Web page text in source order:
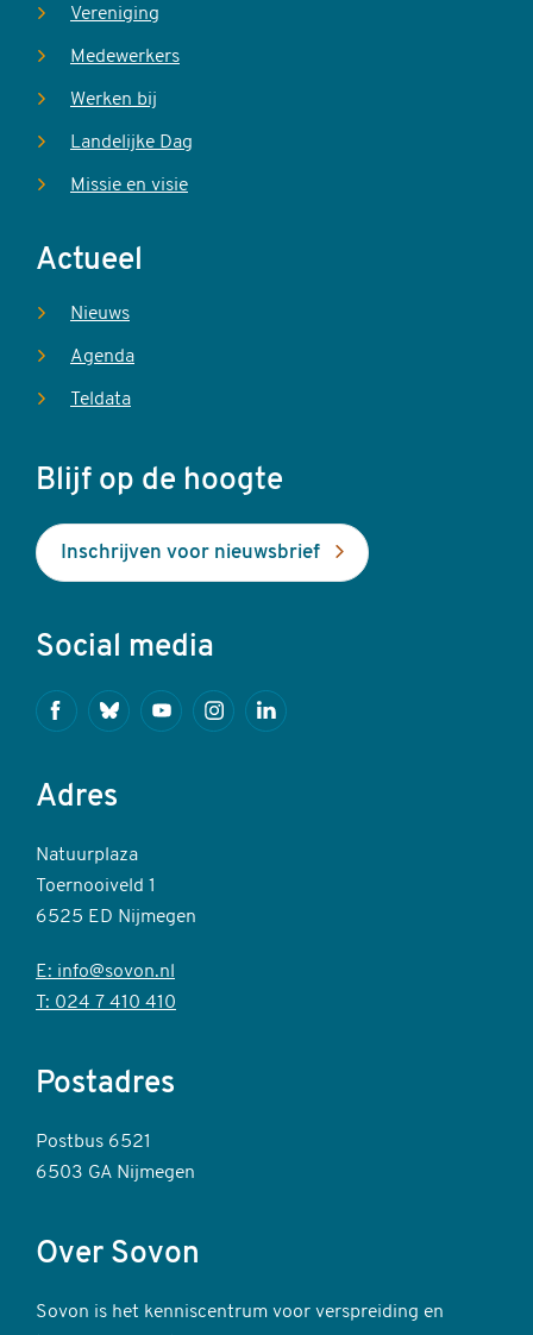
Vereniging
Medewerkers
Werken bij
Landelijke Dag
Missie en visie
Actueel
Nieuws
Agenda
Teldata
Blijf op de hoogte
Inschrijven voor nieuwsbrief
Social media
FacebookBlueskyYoutubeInstagramLinkedin
Adres
Natuurplaza
Toernooiveld 1
6525 ED Nijmegen
E: info@sovon.nl
T: 024 7 410 410
Postadres
Postbus 6521
6503 GA Nijmegen
Over Sovon
Sovon is het kenniscentrum voor verspreiding en